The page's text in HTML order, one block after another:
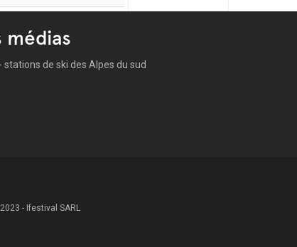
médias
- stations de ski des Alpes du sud
2023 - Ifestival SARL